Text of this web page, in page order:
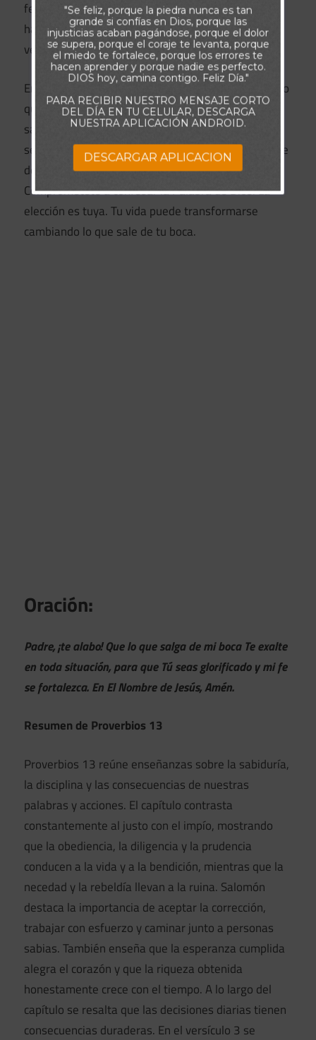
fe. Había pasado por todo tipo de sufrimientos, y
había experimentado los beneficios de decir la
verdad de Dios a pesar de sus circunstancias.
En nuestra cultura, se ha vuelto normal decir todo lo
que sentimos sin freno, pero eso no refleja la
sabiduría de Dios y es el camino hacia la ruina
segura. En lugar de eso, guarda tu boca y asegúrate
de que lo que sale de ella exalta al Señor.
Comprométete a confesar la Palabra de Dios. La
elección es tuya. Tu vida puede transformarse
cambiando lo que sale de tu boca.
Oración:
Padre, ¡te alabo! Que lo que salga de mi boca Te exalte
en toda situación, para que Tú seas glorificado y mi fe
se fortalezca. En El Nombre de Jesús, Amén.
Resumen de Proverbios 13
Proverbios 13 reúne enseñanzas sobre la sabiduría,
la disciplina y las consecuencias de nuestras
palabras y acciones. El capítulo contrasta
constantemente al justo con el impío, mostrando
que la obediencia, la diligencia y la prudencia
conducen a la vida y a la bendición, mientras que la
necedad y la rebeldía llevan a la ruina. Salomón
destaca la importancia de aceptar la corrección,
trabajar con esfuerzo y caminar junto a personas
sabias. También enseña que la esperanza cumplida
alegra el corazón y que la riqueza obtenida
honestamente crece con el tiempo. A lo largo del
capítulo se resalta que las decisiones diarias tienen
consecuencias duraderas. En el versículo 3 se
"Se feliz, porque la piedra nunca es tan
grande si confías en Dios, porque las
injusticias acaban pagándose, porque el dolor
se supera, porque el coraje te levanta, porque
el miedo te fortalece, porque los errores te
hacen aprender y porque nadie es perfecto.
DIOS hoy, camina contigo. Feliz Día."
PARA RECIBIR NUESTRO MENSAJE CORTO
DEL DÍA EN TU CELULAR, DESCARGA
NUESTRA APLICACIÓN ANDROID.
DESCARGAR APLICACION